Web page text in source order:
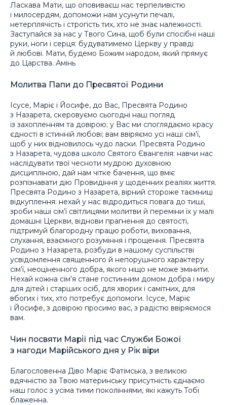
Ласкава Мати, що оповиваєш нас терпеливістю
і милосердям, допоможи нам усунути печалі,
нетерплячість і строгість тих, хто не знає належності.
Заступайся за нас у Твого Сина, щоб були спосібні наші
руки, ноги і серця: будуватимемо Церкву у правді
й любові. Мати, будемо Божим народом, який прямує
до Царства. Амінь
Молитва Папи до Пресвятої Родини
Ісусе, Маріє і Йосифе, до Вас, Пресвята Родино
з Назарета, скеровуємо сьогодні наш погляд
із захопленням та довірою; у Вас ми споглядаємо красу
єдності в істинній любові; вам ввіряємо усі наші сім’ї,
щоб у них відновилось чудо ласки. Пресвята Родино
з Назарета, чудова школо Святого Євангелія: навчи нас
наслідувати твої чесноти мудрою духовною
дисципліною, дай нам чітке бачення, що вміє
розпізнавати дію Провидіння у щоденних реаліях життя.
Пресвята Родино з Назарета, вірний стороже таємниці
відкуплення: нехай у нас відродиться повага до тиші,
зроби наші сім’ї світлицями молитви й переміни їх у малі
домашні Церкви, віднови прагнення до святості,
підтримуй благородну працю роботи, виховання,
слухання, взаємного розуміння і прощення. Пресвята
Родино з Назарета, розбуди в нашому суспільстві
усвідомлення священного й непорушного характеру
сім’ї, неоціненного добра, якого ніщо не може змінити.
Нехай кожна сім’я стане гостинним домом добра і миру
для дітей і старших осіб, для хворих і самітних, для
вбогих і тих, хто потребує допомоги. Ісусе, Маріє
і Йосифе, з довірою просимо вас, з радістю ввіряємося
вам.
Чин посвяти Марії під час Служби Божої
з нагоди Марійського дня у Рік віри
Благословенна Діво Маріє Фатімська, з великою
вдячністю за Твою материнську присутність єднаємо
наш голос з усіма тими поколіннями, які кажуть Тобі
блаженна.